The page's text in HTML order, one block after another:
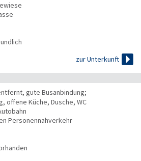
zur Unterkunft 
gute Busanbindung;
offene Küche, Dusche, WC
Personennahverkehr